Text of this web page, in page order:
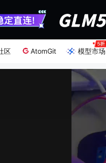
区 AtomGit 模型市场